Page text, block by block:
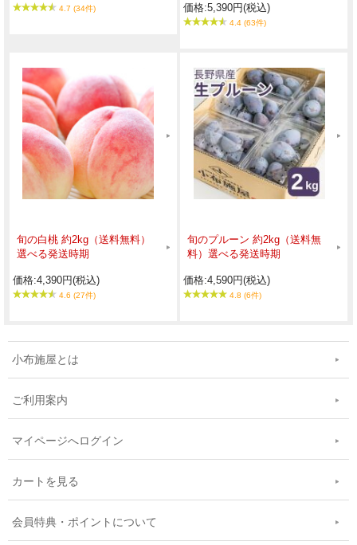
4.7 (34件) 価格:5,390円(税込)
4.4 (63件)
旬の白桃 約2kg（送料無料）
選べる発送時期
価格:4,390円(税込)
4.6 (27件)
旬のプルーン 約2kg（送料無
料）選べる発送時期
価格:4,590円(税込)
4.8 (6件)
小布施屋とは
ご利用案内
マイページへログイン
カートを見る
会員特典・ポイントについて